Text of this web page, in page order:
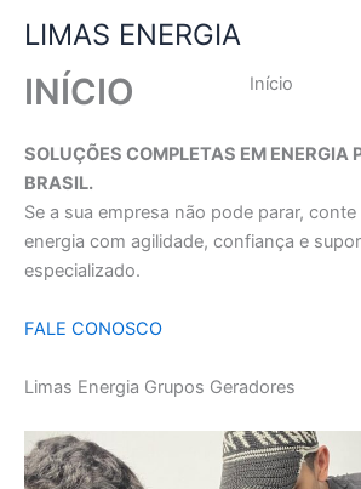
para
conteúdo
LIMAS ENERGIA
Início
INÍCIO
SOLUÇÕES COMPLETAS EM ENERGIA
BRASIL.
Se a sua empresa não pode parar,
energia com agilidade, confiança e
especializado.
FALE CONOSCO
Limas Energia Grupos Geradores